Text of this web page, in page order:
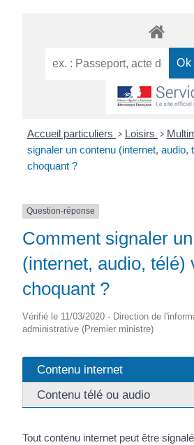
Accueil particuliers > Loisirs >
signaler un contenu (internet, audio,
choquant ?
Question-réponse
Comment signaler
(internet, audio, télé)
choquant ?
Vérifié le 11/03/2020 - Direction de
administrative (Premier ministre)
Contenu internet
Contenu télé ou audio
Tout contenu internet peut être